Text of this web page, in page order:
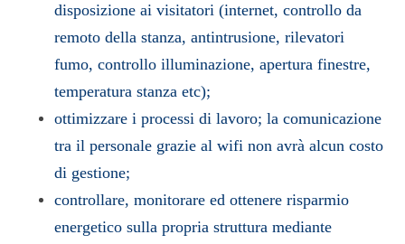
disposizione ai visitatori (internet, controllo da
remoto della stanza, antintrusione, rilevatori
fumo, controllo illuminazione, apertura finestre,
temperatura stanza etc);
ottimizzare i processi di lavoro; la comunicazione
tra il personale grazie al wifi non avrà alcun costo
di gestione;
controllare, monitorare ed ottenere risparmio
energetico sulla propria struttura mediante